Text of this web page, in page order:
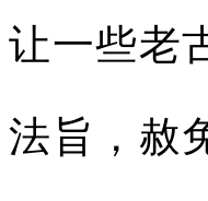
让一些老
法旨，赦